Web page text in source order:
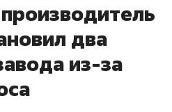
два
из-за